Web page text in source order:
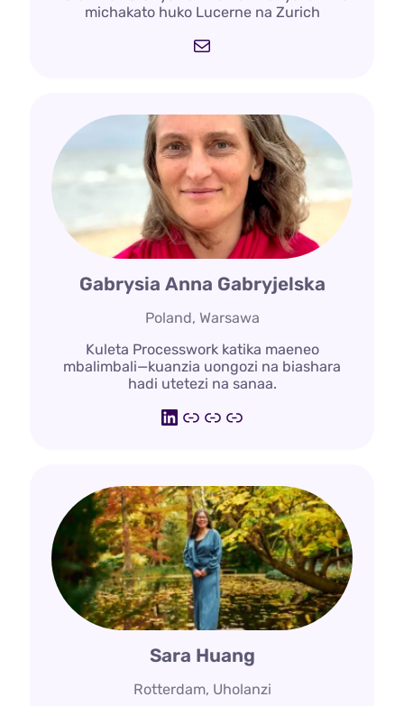
michakato huko Lucerne na Zurich
Barua
Gabrysia Anna Gabryjelska
Poland, Warsawa
Kuleta Processwork katika maeneo
mbalimbali—kuanzia uongozi na biashara
hadi utetezi na sanaa.
LinkedIn
https://
https://www.pwi.lt/
https://
Sara Huang
Rotterdam, Uholanzi